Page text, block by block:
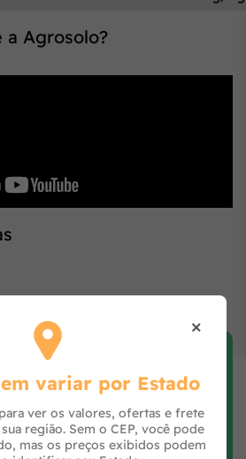
a Agrosolo?
avalie e clique no botão
×
variar por Estado
ver os valores, ofertas e frete
região. Sem o CEP, você pode
mas os preços exibidos podem